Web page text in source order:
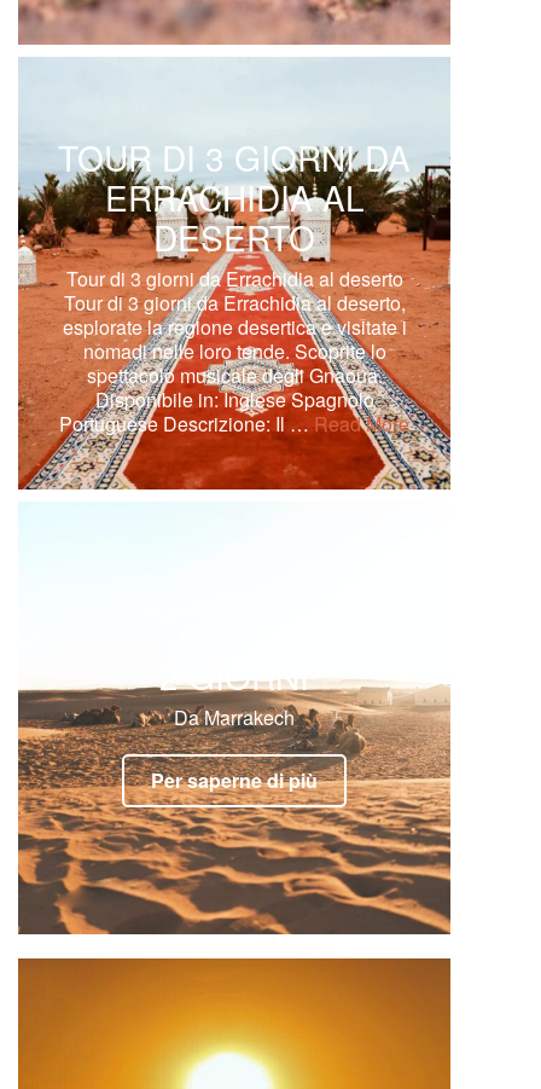
TOUR DI 3 GIORNI DA
ERRACHIDIA AL
DESERTO
Tour di 3 giorni da Errachidia al deserto
Tour di 3 giorni da Errachidia al deserto,
esplorate la regione desertica e visitate i
nomadi nelle loro tende. Scoprite lo
spettacolo musicale degli Gnaoua.
Disponibile in: Inglese Spagnolo
Portuguese Descrizione: Il … Read More
2 GIORNI
Da Marrakech
Per saperne di più
TOUR DEL DESERTO
DI 7 GIORNI DA FES A
MARRAKECH
Tour del deserto di 7 giorni da Fes a
Sahara, visitando le impressionanti dune
dell’erg chebbi e le gole del Todra.
Disponibile in: Inglese Spagnolo …